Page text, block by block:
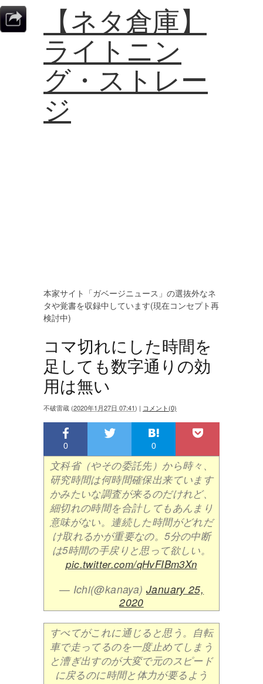
【ネタ倉庫】
ライトニン
グ・ストレー
ジ
本家サイト「ガベージニュース」の選抜外なネ
タや覚書を収録中しています(現在コンセプト再
検討中)
コマ切れにした時間を
足しても数字通りの効
用は無い
不破雷蔵 (2020年1月27日 07:41) | コメント(0)
0 0
文科省（やその委託先）から時々、
研究時間は何時間確保出来ています
かみたいな調査が来るのだけれど、
細切れの時間を合計してもあんまり
意味がない。連続した時間がどれだ
け取れるかが重要なの。5分の中断
は5時間の手戻りと思って欲しい。
pic.twitter.com/qHvFIBm3Xn
— Ichi(@kanaya) January 25,
2020
すべてがこれに通じると思う。自転
車で走ってるのを一度止めてしまう
と漕ぎ出すのが大変で元のスピード
に戻るのに時間と体力が要るよう